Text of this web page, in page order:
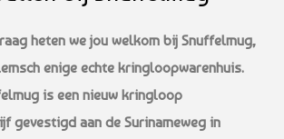
heten we jou welkom bij Snuffelmug,
enige echte kringloopwarenhuis.
is een nieuw kringloop
gevestigd aan de Surinameweg in